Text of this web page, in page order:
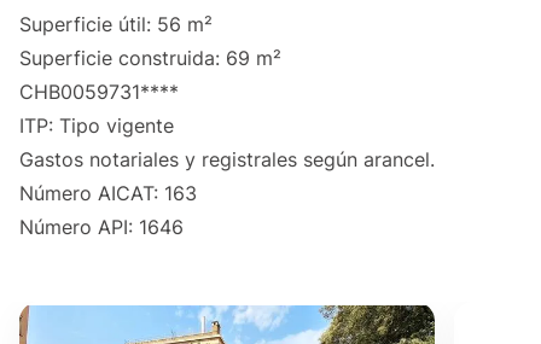
Superficie útil: 56 m²
Superficie construida: 69 m²
CHB0059731****
ITP: Tipo vigente
Gastos notariales y registrales según arancel.
Número AICAT: 163
Número API: 1646